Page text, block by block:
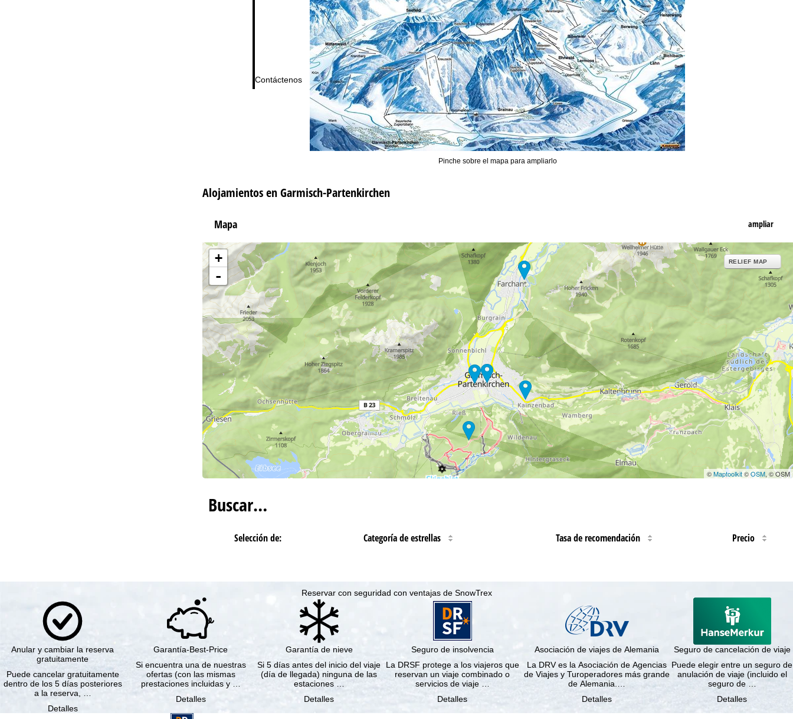
Contáctenos
Ayuda
Pinche sobre el mapa para ampliarlo
Alojamientos en Garmisch-Partenkirchen
Mapa ampliar
+
-
RELIEF MAP
©Maptoolkit©OSM, © OSM
Buscar…
Selección de: Categoría de estrellas Tasa de recomendación Precio
Reservar con seguridad con ventajas de SnowTrex
Anular y cambiar la reserva
gratuitamente
Puede cancelar gratuitamente
dentro de los 5 días posteriores
a la reserva, …
Detalles
Garantía-Best-Price
Si encuentra una de nuestras
ofertas (con las mismas
prestaciones incluidas y …
Detalles
Garantía de nieve
Si 5 días antes del inicio del viaje
(día de llegada) ninguna de las
estaciones …
Detalles
Seguro de insolvencia
La DRSF protege a los viajeros que
reservan un viaje combinado o
servicios de viaje …
Detalles
Asociación de viajes de Alemania
La DRV es la Asociación de Agencias
de Viajes y Turoperadores más grande
de Alemania.…
Detalles
Seguro de cancelación de viaje
Puede elegir entre un seguro de
anulación de viaje (incluido el
seguro de …
Detalles